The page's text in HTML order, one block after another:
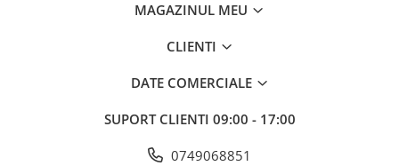
MAGAZINUL MEU
CLIENTI
DATE COMERCIALE
SUPORT CLIENTI 09:00 - 17:00
0749068851